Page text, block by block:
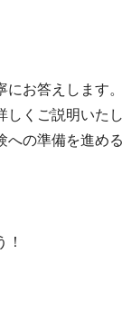
お答えします。
くご説明いた
の準備を進め